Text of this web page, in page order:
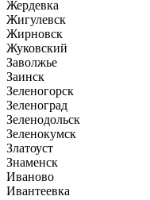
Жердевка
Жигулевск
Жирновск
Жуковский
Заволжье
Заинск
Зеленогорск
Зеленоград
Зеленодольск
Зеленокумск
Златоуст
Знаменск
Иваново
Ивантеевка